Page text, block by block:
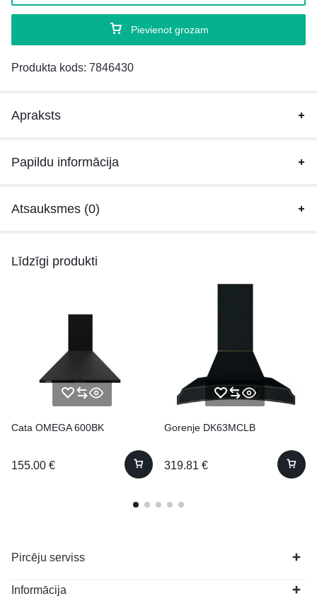
Pievienot grozam
Produkta kods: 7846430
Apraksts
Papildu informācija
Atsauksmes (0)
Līdzīgi produkti
Cata OMEGA 600BK
155.00 €
Gorenje DK63MCLB
319.81 €
Pircēju serviss
Informācija